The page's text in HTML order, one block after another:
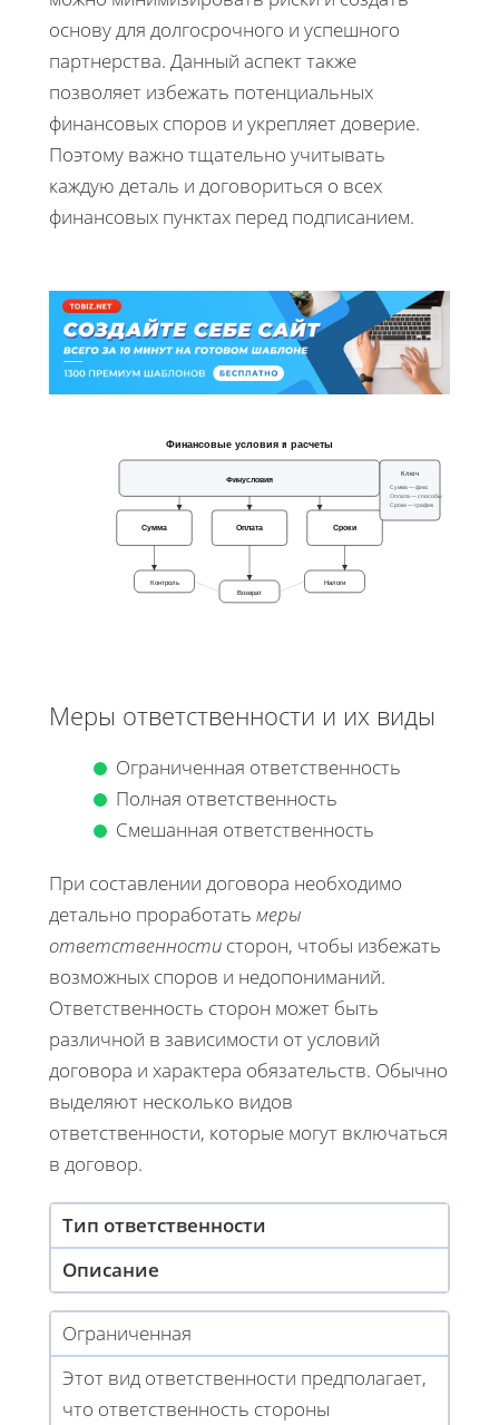
основу для долгосрочного и успешного
партнерства. Данный аспект также
позволяет избежать потенциальных
финансовых споров и укрепляет доверие.
Поэтому важно тщательно учитывать
каждую деталь и договориться о всех
финансовых пунктах перед подписанием.
Финансовые условия и расчеты
Финусловия
Сумма Оплата Сроки
Контроль
Возврат
Налоги
Ключ
Сумма — фикс
Оплата — способы
Сроки — график
Меры ответственности и их виды
Ограниченная ответственность
Полная ответственность
Смешанная ответственность
При составлении договора необходимо
детально проработать меры
ответственности сторон, чтобы избежать
возможных споров и недопониманий.
Ответственность сторон может быть
различной в зависимости от условий
договора и характера обязательств. Обычно
выделяют несколько видов
ответственности, которые могут включаться
в договор.
Тип ответственности
Описание
Ограниченная
Этот вид ответственности предполагает,
что ответственность стороны